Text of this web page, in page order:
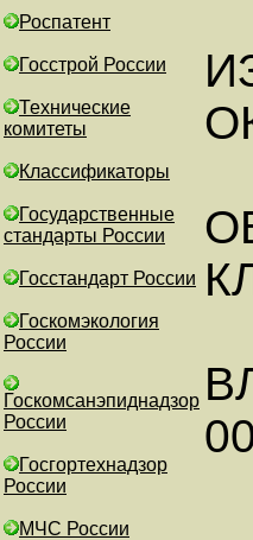
Роспатент
Госстрой России
Технические
комитеты
Классификаторы
Государственные
стандарты России
Госстандарт России
Госкомэкология
России
Госкомсанэпиднадзор
России
Госгортехнадзор
России
МЧС России